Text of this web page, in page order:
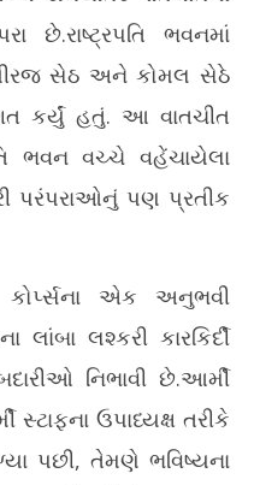
છે.રાષ્ટ્રપતિ ભવનમાં
સેઠ અને કોમલ સેઠે
કર્યું હતું. આ વાતચીત
ભવન વચ્ચે વહેંચાયેલા
પરંપરાઓનું પણ પ્રતીક
એક અનુભવી
લશ્કરી કારકિર્દી
નિભાવી છે.આર્મી
ઉપાધ્યક્ષ તરીકે
પછી, તેમણે ભવિષ્યના